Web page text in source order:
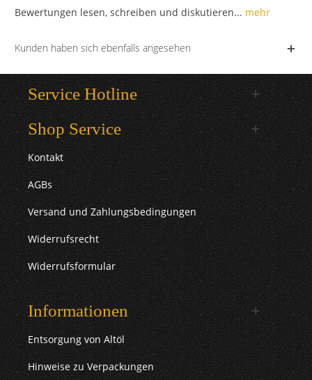
Bewertungen lesen, schreiben und diskutieren... mehr
Kunden haben sich ebenfalls angesehen
Service Hotline
Shop Service
Kontakt
AGBs
Versand und Zahlungsbedingungen
Widerrufsrecht
Widerrufsformular
Informationen
Entsorgung von Altöl
Hinweise zu Verpackungen